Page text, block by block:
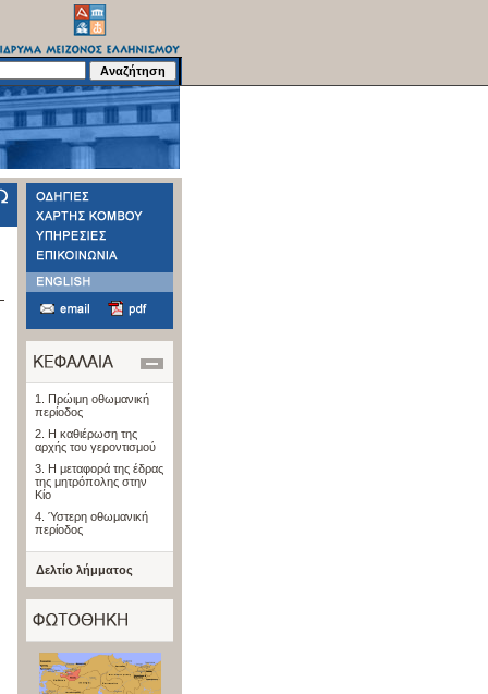
1. Πρώιμη οθωμανική
περίοδος
2. Η καθιέρωση της
αρχής του γεροντισμού
3. Η μεταφορά της έδρας
της μητρόπολης στην
Κίο
4. Ύστερη οθωμανική
περίοδος
Δελτίο λήμματος